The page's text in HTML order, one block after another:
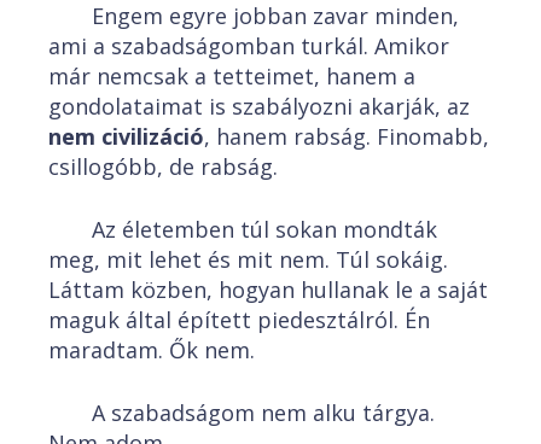
Engem egyre jobban zavar minden,
ami a szabadságomban turkál. Amikor
már nemcsak a tetteimet, hanem a
gondolataimat is szabályozni akarják, az
nem civilizáció, hanem rabság. Finomabb,
csillogóbb, de rabság.
Az életemben túl sokan mondták
meg, mit lehet és mit nem. Túl sokáig.
Láttam közben, hogyan hullanak le a saját
maguk által épített piedesztálról. Én
maradtam. Ők nem.
A szabadságom nem alku tárgya.